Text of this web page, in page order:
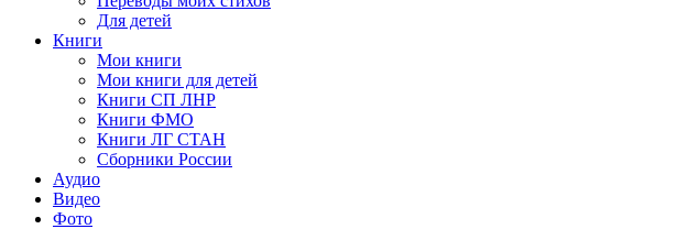
Для детей
Книги
Мои книги
Мои книги для детей
Книги СП ЛНР
Книги ФМО
Книги ЛГ СТАН
Сборники России
Аудио
Видео
Фото